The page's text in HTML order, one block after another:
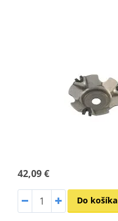
42,09 €
Do košíka